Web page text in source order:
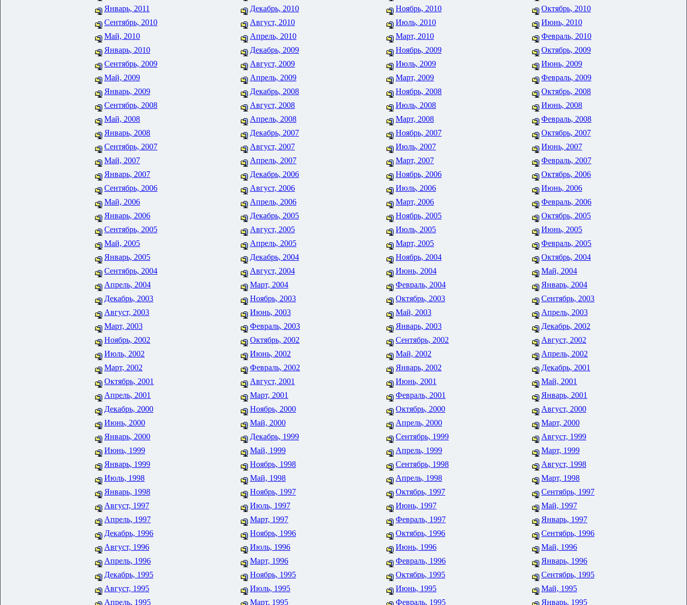
Январь, 2011
Декабрь, 2010 Ноябрь, 2010
Октябрь, 2010
Сентябрь, 2010
Август, 2010 Июль, 2010
Июнь, 2010
Май, 2010
Апрель, 2010 Март, 2010
Февраль, 2010
Январь, 2010
Декабрь, 2009 Ноябрь, 2009
Октябрь, 2009
Сентябрь, 2009
Август, 2009 Июль, 2009
Июнь, 2009
Май, 2009
Апрель, 2009 Март, 2009
Февраль, 2009
Январь, 2009
Декабрь, 2008 Ноябрь, 2008
Октябрь, 2008
Сентябрь, 2008
Август, 2008 Июль, 2008
Июнь, 2008
Май, 2008
Апрель, 2008 Март, 2008
Февраль, 2008
Январь, 2008
Декабрь, 2007 Ноябрь, 2007
Октябрь, 2007
Сентябрь, 2007
Август, 2007 Июль, 2007
Июнь, 2007
Май, 2007
Апрель, 2007 Март, 2007
Февраль, 2007
Январь, 2007
Декабрь, 2006 Ноябрь, 2006
Октябрь, 2006
Сентябрь, 2006
Август, 2006 Июль, 2006
Июнь, 2006
Май, 2006
Апрель, 2006 Март, 2006
Февраль, 2006
Январь, 2006
Декабрь, 2005 Ноябрь, 2005
Октябрь, 2005
Сентябрь, 2005
Август, 2005 Июль, 2005
Июнь, 2005
Май, 2005
Апрель, 2005 Март, 2005
Февраль, 2005
Январь, 2005
Декабрь, 2004 Ноябрь, 2004
Октябрь, 2004
Сентябрь, 2004
Август, 2004 Июнь, 2004
Май, 2004
Апрель, 2004
Март, 2004 Февраль, 2004
Январь, 2004
Декабрь, 2003
Ноябрь, 2003 Октябрь, 2003
Сентябрь, 2003
Август, 2003
Июнь, 2003 Май, 2003
Апрель, 2003
Март, 2003
Февраль, 2003 Январь, 2003
Декабрь, 2002
Ноябрь, 2002
Октябрь, 2002 Сентябрь, 2002
Август, 2002
Июль, 2002
Июнь, 2002 Май, 2002
Апрель, 2002
Март, 2002
Февраль, 2002 Январь, 2002
Декабрь, 2001
Октябрь, 2001
Август, 2001 Июнь, 2001
Май, 2001
Апрель, 2001
Март, 2001 Февраль, 2001
Январь, 2001
Декабрь, 2000
Ноябрь, 2000 Октябрь, 2000
Август, 2000
Июнь, 2000
Май, 2000 Апрель, 2000
Март, 2000
Январь, 2000
Декабрь, 1999 Сентябрь, 1999
Август, 1999
Июнь, 1999
Май, 1999 Апрель, 1999
Март, 1999
Январь, 1999
Ноябрь, 1998 Сентябрь, 1998
Август, 1998
Июль, 1998
Май, 1998 Апрель, 1998
Март, 1998
Январь, 1998
Ноябрь, 1997 Октябрь, 1997
Сентябрь, 1997
Август, 1997
Июль, 1997 Июнь, 1997
Май, 1997
Апрель, 1997
Март, 1997 Февраль, 1997
Январь, 1997
Декабрь, 1996
Ноябрь, 1996 Октябрь, 1996
Сентябрь, 1996
Август, 1996
Июль, 1996 Июнь, 1996
Май, 1996
Апрель, 1996
Март, 1996 Февраль, 1996
Январь, 1996
Декабрь, 1995
Ноябрь, 1995 Октябрь, 1995
Сентябрь, 1995
Август, 1995
Июль, 1995 Июнь, 1995
Май, 1995
Апрель, 1995
Март, 1995 Февраль, 1995 Январь, 1995